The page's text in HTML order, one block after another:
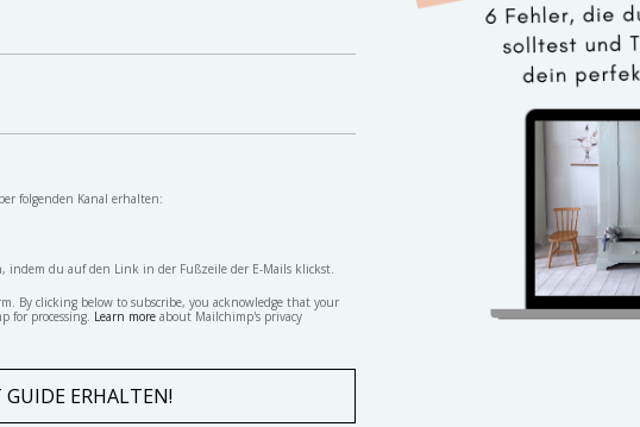
antiker Kleiderkasten Adele
folgenden Kanal erhalten:
indem du auf den Link in der Fußzeile der E-Mails klickst.
By clicking below to subscribe, you acknowledge that your
for processing. Learn more about Mailchimp's privacy